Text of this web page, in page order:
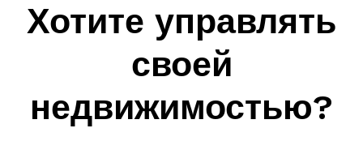
Хотите управлять
своей
недвижимостью?